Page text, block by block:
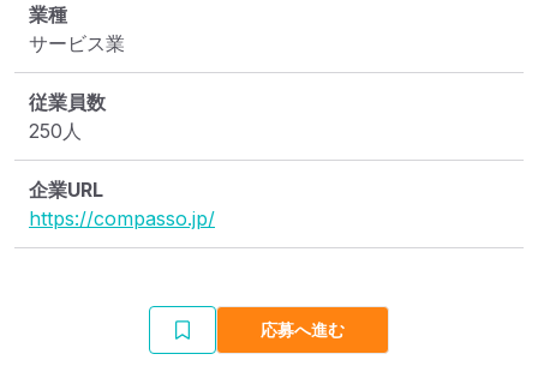
業種
サービス業
従業員数
250人
企業URL
https://compasso.jp/
応募へ進む